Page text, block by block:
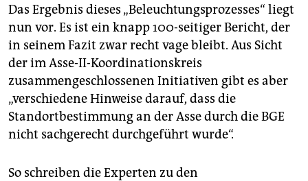
Das Ergebnis dieses „Beleuchtungsprozesses“ liegt
nun vor. Es ist ein knapp 100-seitiger Bericht, der
in seinem Fazit zwar recht vage bleibt. Aus Sicht
der im Asse-II-Koordinationskreis
zusammengeschlossenen Initiativen gibt es aber
„verschiedene Hinweise darauf, dass die
Standortbestimmung an der Asse durch die BGE
nicht sachgerecht durchgeführt wurde“.
So schreiben die Experten zu den